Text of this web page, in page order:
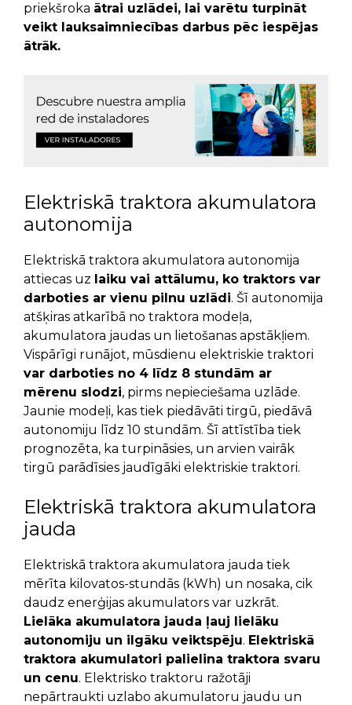
priekšroka ātrai uzlādei, lai varētu turpināt
veikt lauksaimniecības darbus pēc iespējas
ātrāk.
Elektriskā traktora akumulatora
autonomija
Elektriskā traktora akumulatora autonomija
attiecas uz laiku vai attālumu, ko traktors var
darboties ar vienu pilnu uzlādi. Šī autonomija
atšķiras atkarībā no traktora modeļa,
akumulatora jaudas un lietošanas apstākļiem.
Vispārīgi runājot, mūsdienu elektriskie traktori
var darboties no 4 līdz 8 stundām ar
mērenu slodzi, pirms nepieciešama uzlāde.
Jaunie modeļi, kas tiek piedāvāti tirgū, piedāvā
autonomiju līdz 10 stundām. Šī attīstība tiek
prognozēta, ka turpināsies, un arvien vairāk
tirgū parādīsies jaudīgāki elektriskie traktori.
Elektriskā traktora akumulatora
jauda
Elektriskā traktora akumulatora jauda tiek
mērīta kilovatos-stundās (kWh) un nosaka, cik
daudz enerģijas akumulators var uzkrāt.
Lielāka akumulatora jauda ļauj lielāku
autonomiju un ilgāku veiktspēju. Elektriskā
traktora akumulatori palielina traktora svaru
un cenu. Elektrisko traktoru ražotāji
nepārtraukti uzlabo akumulatoru jaudu un